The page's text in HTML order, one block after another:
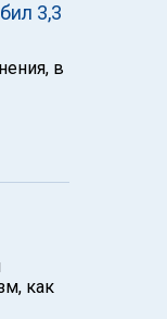
3,3
в
как